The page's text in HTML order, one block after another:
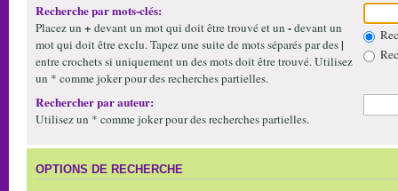
Recherche par mots-clés:
Placez un + devant un mot qui doit être trouvé et un -devant un
mot qui doit être exclu. Tapez une suite de mots séparés par des|
entre crochets si uniquement un des mots doit être trouvé. Utilisez
un * comme joker pour des recherches partielles.
Rechercher par auteur:
Utilisez un * comme joker pour des recherches partielles.
OPTIONS DE RECHERCHE